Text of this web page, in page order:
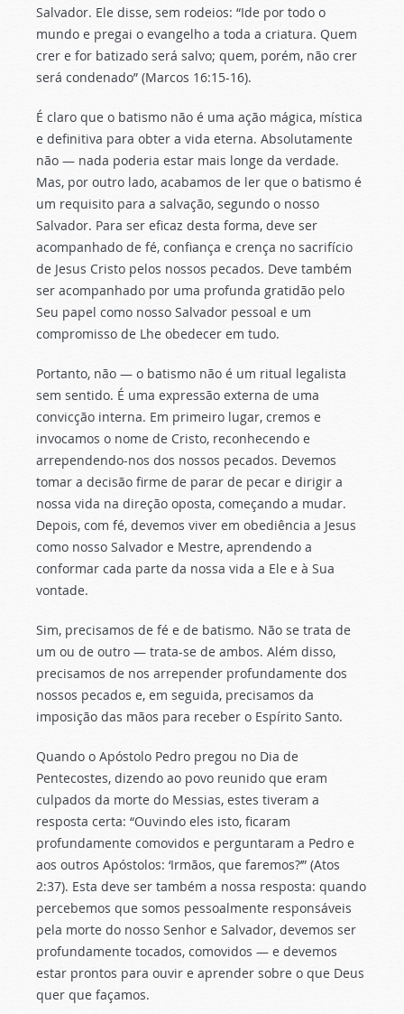
Salvador. Ele disse, sem rodeios: “Ide por todo o
mundo e pregai o evangelho a toda a criatura. Quem
crer e for batizado será salvo; quem, porém, não crer
será condenado” (Marcos 16:15-16).
É claro que o batismo não é uma ação mágica, mística
e definitiva para obter a vida eterna. Absolutamente
não — nada poderia estar mais longe da verdade.
Mas, por outro lado, acabamos de ler que o batismo é
um requisito para a salvação, segundo o nosso
Salvador. Para ser eficaz desta forma, deve ser
acompanhado de fé, confiança e crença no sacrifício
de Jesus Cristo pelos nossos pecados. Deve também
ser acompanhado por uma profunda gratidão pelo
Seu papel como nosso Salvador pessoal e um
compromisso de Lhe obedecer em tudo.
Portanto, não — o batismo não é um ritual legalista
sem sentido. É uma expressão externa de uma
convicção interna. Em primeiro lugar, cremos e
invocamos o nome de Cristo, reconhecendo e
arrependendo-nos dos nossos pecados. Devemos
tomar a decisão firme de parar de pecar e dirigir a
nossa vida na direção oposta, começando a mudar.
Depois, com fé, devemos viver em obediência a Jesus
como nosso Salvador e Mestre, aprendendo a
conformar cada parte da nossa vida a Ele e à Sua
vontade.
Sim, precisamos de fé e de batismo. Não se trata de
um ou de outro — trata-se de ambos. Além disso,
precisamos de nos arrepender profundamente dos
nossos pecados e, em seguida, precisamos da
imposição das mãos para receber o Espírito Santo.
Quando o Apóstolo Pedro pregou no Dia de
Pentecostes, dizendo ao povo reunido que eram
culpados da morte do Messias, estes tiveram a
resposta certa: “Ouvindo eles isto, ficaram
profundamente comovidos e perguntaram a Pedro e
aos outros Apóstolos: ‘Irmãos, que faremos?’” (Atos
2:37). Esta deve ser também a nossa resposta: quando
percebemos que somos pessoalmente responsáveis ​​
pela morte do nosso Senhor e Salvador, devemos ser
profundamente tocados, comovidos — e devemos
estar prontos para ouvir e aprender sobre o que Deus
quer que façamos.